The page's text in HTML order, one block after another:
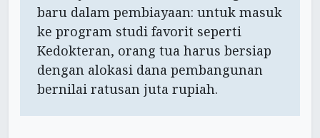
baru dalam pembiayaan: untuk masuk
ke program studi favorit seperti
Kedokteran, orang tua harus bersiap
dengan alokasi dana pembangunan
bernilai ratusan juta rupiah.